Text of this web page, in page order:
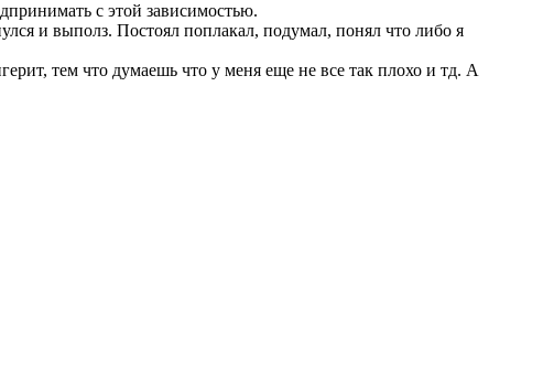
с этой зависимостью.
и выполз. Постоял поплакал, подумал, понял что либо я
тем что думаешь что у меня еще не все так плохо и тд. А